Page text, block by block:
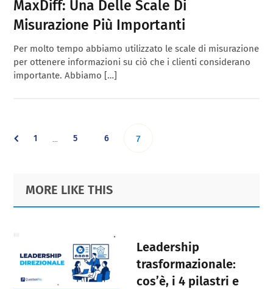
MaxDiff: Una Delle Scale Di
Misurazione Più Importanti
Per molto tempo abbiamo utilizzato le scale di misurazione
per ottenere informazioni su ciò che i clienti considerano
importante. Abbiamo […]
Go
page
1
pages
… Go
page
5 Go
page
6 Go
7
Primary
Sidebar
Footer
MORE LIKE THIS
Leadership
trasformazionale:
cos’è, i 4 pilastri e